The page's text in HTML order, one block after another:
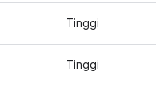
Tinggi
Tinggi